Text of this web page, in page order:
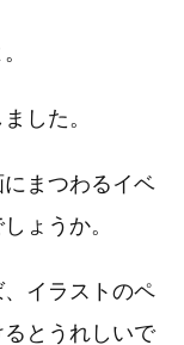
した。
まつわるイベ
ょうか。
イラストのペ
とうれしいで